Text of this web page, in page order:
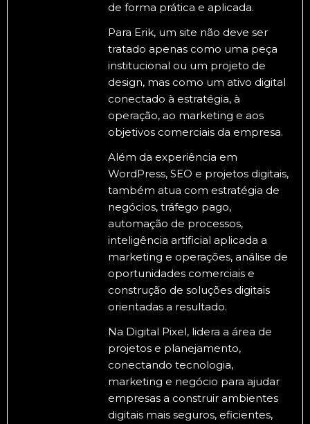
de forma prática e aplicada.
Para Erik, um site não deve ser
tratado apenas como uma peça
institucional ou um projeto de
design, mas como um ativo digital
conectado à estratégia, à
operação, ao marketing e aos
objetivos comerciais da empresa.
Além da experiência em
WordPress, SEO e projetos digitais,
também atua com estratégia de
negócios, tráfego pago,
automação de processos,
inteligência artificial aplicada a
marketing e operações, análise de
oportunidades comerciais e
construção de soluções digitais
orientadas a resultado.
Na Digital Pixel, lidera a área de
projetos e planejamento,
conectando tecnologia,
marketing e negócio para ajudar
empresas a construir ambientes
digitais mais seguros, eficientes,